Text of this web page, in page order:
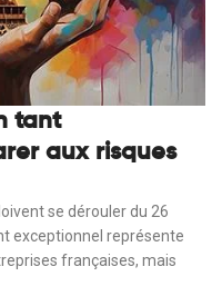
tant
aux risques
se dérouler du 26
exceptionnel représente
françaises, mais